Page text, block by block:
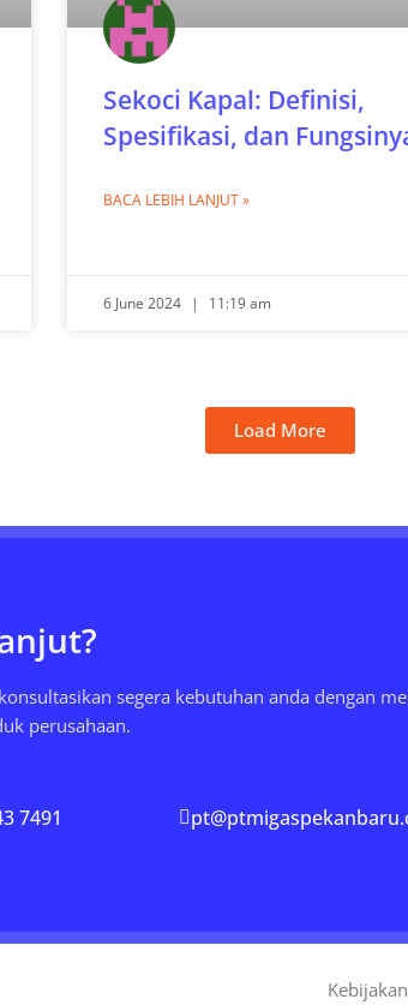
Sekoci Kapal: Definisi,
Spesifikasi, dan
BACA LEBIH LANJUT »
6 June 2024 11:19 am
Load More
segera kebutuhan anda dengan
perusahaan.
7491